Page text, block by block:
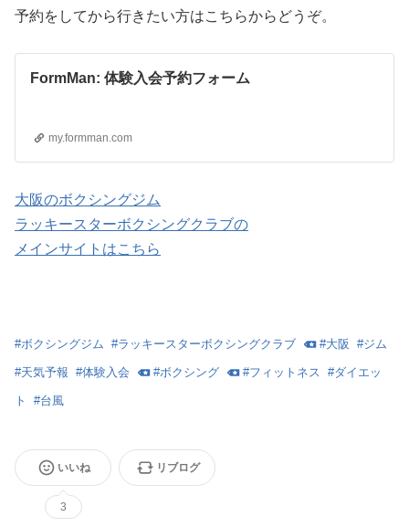
予約をしてから行きたい方はこちらからどうぞ。
FormMan: 体験入会予約フォーム
my.formman.com
大阪のボクシングジム
ラッキースターボクシングクラブの
メインサイトはこちら
#ボクシングジム #ラッキースターボクシングクラブ #大阪 #ジム
#天気予報 #体験入会 #ボクシング #フィットネス #ダイエッ
ト #台風
いいね
3
リブログ